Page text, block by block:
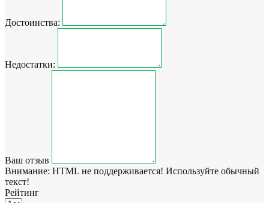
Достоинства:
Недостатки:
Ваш отзыв
Внимание: HTML не поддерживается! Используйте обычный
текст!
Рейтинг